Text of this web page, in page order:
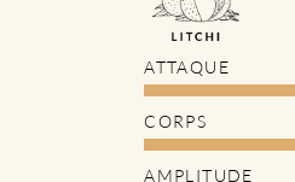
ATTAQUE
CORPS
AMPLITUDE